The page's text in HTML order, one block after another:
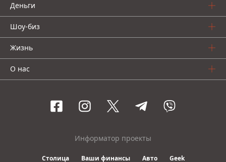
Деньги
Шоу-биз
Жизнь
О нас
Информатор проекты
Столица Ваши финансы Авто Geek